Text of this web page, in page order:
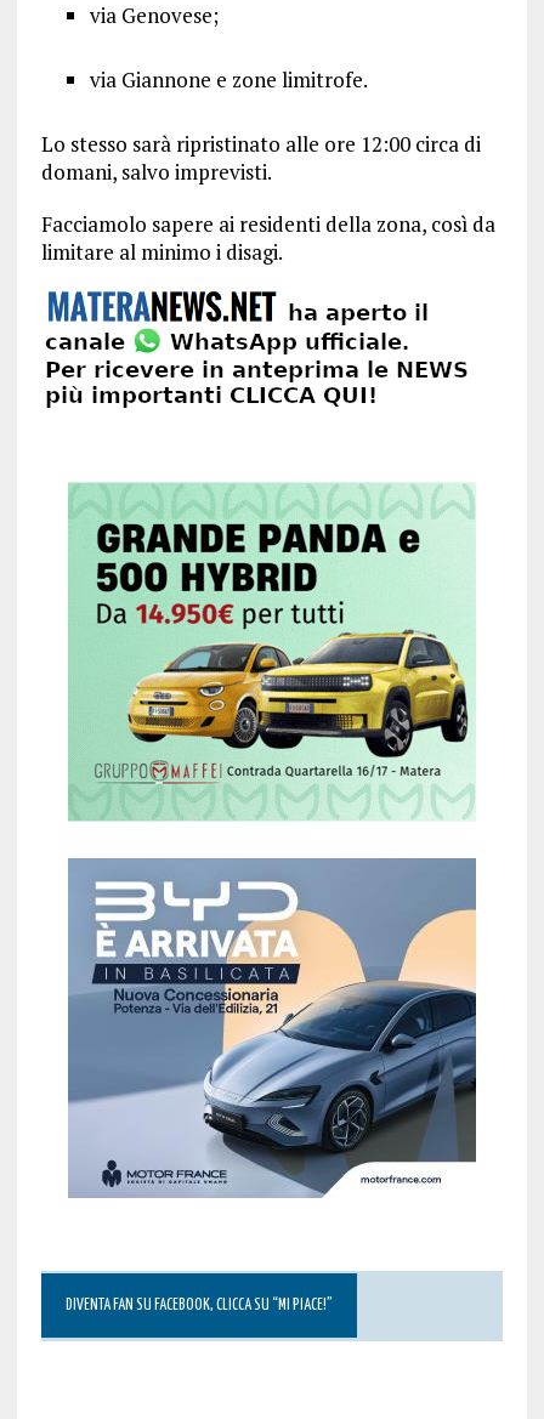
via Genovese;
via Giannone e zone limitrofe.
Lo stesso sarà ripristinato alle ore 12:00 circa di
domani, salvo imprevisti.
Facciamolo sapere ai residenti della zona, così da
limitare al minimo i disagi.
DIVENTA FAN SU FACEBOOK, CLICCA SU “MI PIACE!”